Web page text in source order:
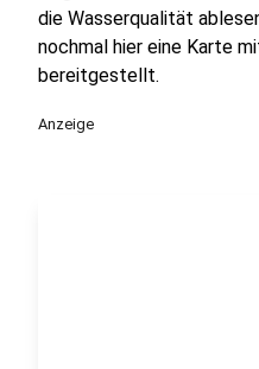
die Wasserqualität
nochmal hier eine Karte
bereitgestellt.
Anzeige